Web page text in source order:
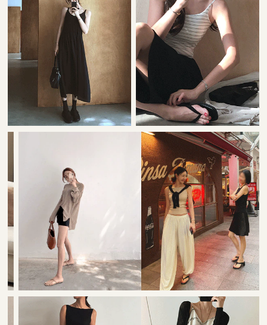
42,000원
22,000원
53,000원 35,000원